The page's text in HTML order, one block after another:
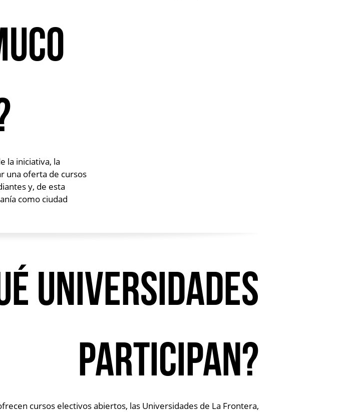
la iniciativa, la
una oferta de cursos
y, de esta
como ciudad
universidades
participan?
cursos electivos abiertos, las Universidades de La Frontera,